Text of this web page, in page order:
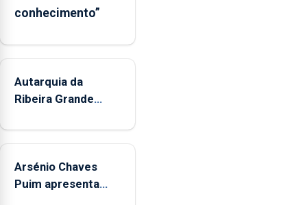
municípios.
conhecimento”
Autarquia da
Ribeira Grande
"Museus no Verão"
Arsénio Chaves
Puim apresenta